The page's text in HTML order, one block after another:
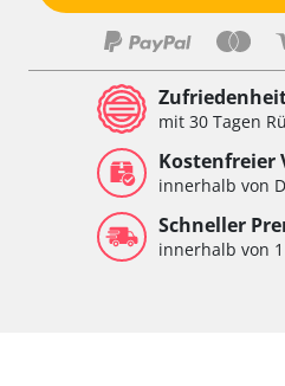
mit 30 Tagen
Kostenfreier
innerhalb von
Schneller
innerhalb von